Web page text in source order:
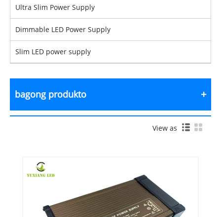
Ultra Slim Power Supply
Dimmable LED Power Supply
Slim LED power supply
bagong produkto
View as